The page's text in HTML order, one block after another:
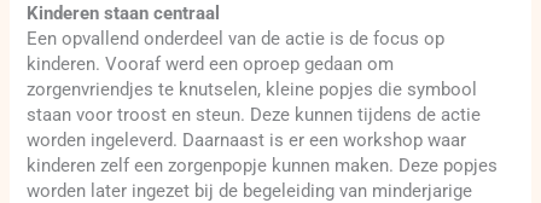
Kinderen staan centraal
Een opvallend onderdeel van de actie is de focus op
kinderen. Vooraf werd een oproep gedaan om
zorgenvriendjes te knutselen, kleine popjes die symbool
staan voor troost en steun. Deze kunnen tijdens de actie
worden ingeleverd. Daarnaast is er een workshop waar
kinderen zelf een zorgenpopje kunnen maken. Deze popjes
worden later ingezet bij de begeleiding van minderjarige